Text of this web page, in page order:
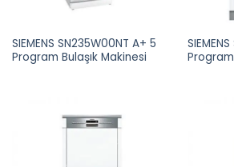
SIEMENS SN235W00NT A+ 5
Program Bulaşık Makinesi
Program